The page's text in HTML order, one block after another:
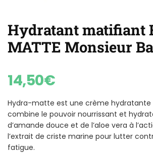
Hydratant matifiant
MATTE Monsieur
14,50€
Hydra-matte est une crème
combine le pouvoir nourrissant et
d’amande douce et de l’aloe vera à
l’extrait de criste marine pour lutter
fatigue.